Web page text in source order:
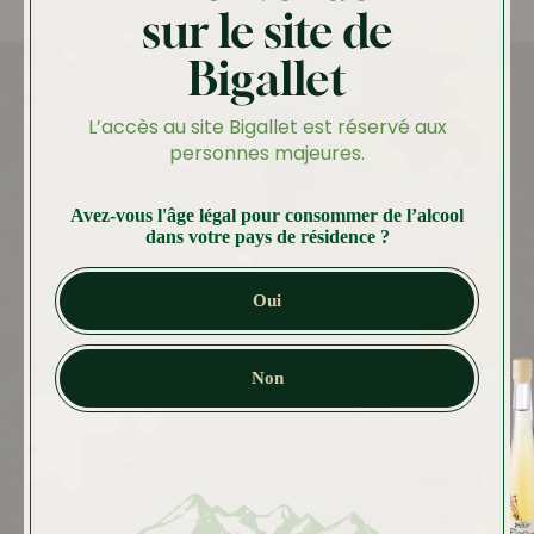
sur le site de
Bigallet
L’accès au site Bigallet est réservé aux
personnes majeures.
Avez-vous l'âge légal pour consommer de l’alcool
dans votre pays de résidence ?
Oui
Non
Autres produits
Vous aimerez peut-être
aussi…